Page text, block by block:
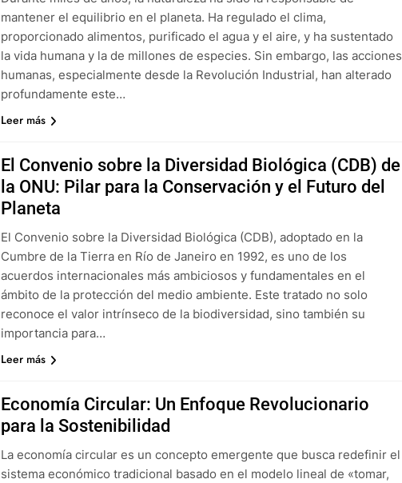
mantener el equilibrio en el planeta. Ha regulado el clima,
proporcionado alimentos, purificado el agua y el aire, y ha sustentado
la vida humana y la de millones de especies. Sin embargo, las acciones
humanas, especialmente desde la Revolución Industrial, han alterado
profundamente este…
Leer más
El Convenio sobre la Diversidad Biológica (CDB) de
la ONU: Pilar para la Conservación y el Futuro del
Planeta
El Convenio sobre la Diversidad Biológica (CDB), adoptado en la
Cumbre de la Tierra en Río de Janeiro en 1992, es uno de los
acuerdos internacionales más ambiciosos y fundamentales en el
ámbito de la protección del medio ambiente. Este tratado no solo
reconoce el valor intrínseco de la biodiversidad, sino también su
importancia para…
Leer más
Economía Circular: Un Enfoque Revolucionario
para la Sostenibilidad
La economía circular es un concepto emergente que busca redefinir el
sistema económico tradicional basado en el modelo lineal de «tomar,